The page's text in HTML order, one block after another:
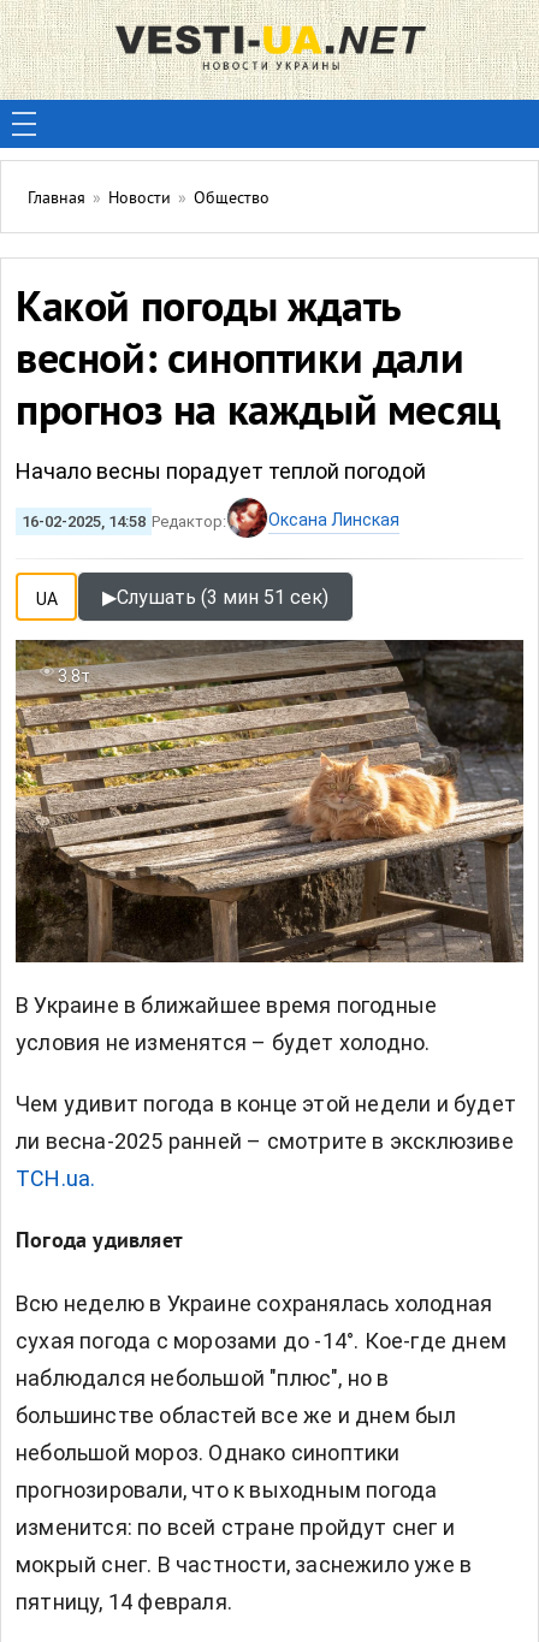
Главная » Новости » Общество
Какой погоды ждать
весной: синоптики дали
прогноз на каждый месяц
Начало весны порадует теплой погодой
16-02-2025, 14:58 Редактор: Оксана Линская
UA ▶Слушать (3 мин 51 сек)
3.8т
В Украине в ближайшее время погодные
условия не изменятся – будет холодно.
Чем удивит погода в конце этой недели и будет
ли весна-2025 ранней – смотрите в эксклюзиве
TСН.ua.
Погода удивляет
Всю неделю в Украине сохранялась холодная
сухая погода с морозами до -14°. Кое-где днем
наблюдался небольшой "плюс", но в
большинстве областей все же и днем был
небольшой мороз. Однако синоптики
прогнозировали, что к выходным погода
изменится: по всей стране пройдут снег и
мокрый снег. В частности, заснежило уже в
пятницу, 14 февраля.